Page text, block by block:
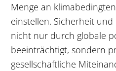
Menge an
einstellen. Sicherheit
nicht nur durch globale
beeinträchtigt, sondern
gesellschaftliche